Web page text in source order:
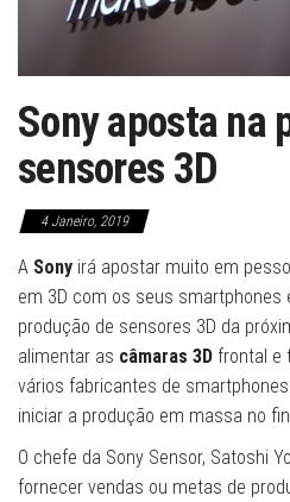
Sony aposta na
sensores 3D
4 Janeiro, 2019
A Sony irá apostar muito em
em 3D com os seus smartphones
produção de sensores 3D da
alimentar as câmaras 3D frontal e
vários fabricantes de
iniciar a produção em massa no
O chefe da Sony Sensor, Satoshi
fornecer vendas ou metas de